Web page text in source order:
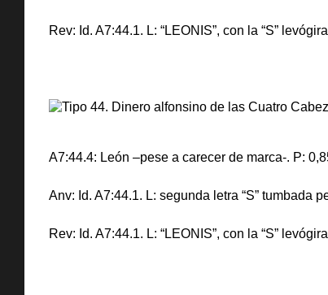
Rev: Id. A7:44.1. L: “LEONIS”, con la “S”
A7:44.4: León –pese a carecer de marca-. P:
Anv: Id. A7:44.1. L: segunda letra “S” tumbada
Rev: Id. A7:44.1. L: “LEONIS”, con la “S”